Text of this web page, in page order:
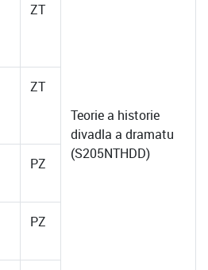
Teorie a historie
divadla a dramatu
(S205NTHDD)
ZT
ZT
PZ
PZ